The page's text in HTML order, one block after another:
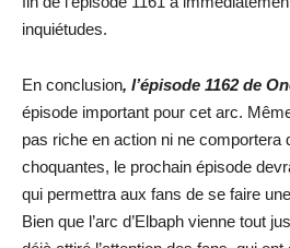
inquiétudes.
En conclusion, l’épisode 1162 de
épisode important pour cet arc.
pas riche en action ni ne comportera
choquantes, le prochain épisode
qui permettra aux fans de se faire
Bien que l’arc d’Elbaph vienne tout